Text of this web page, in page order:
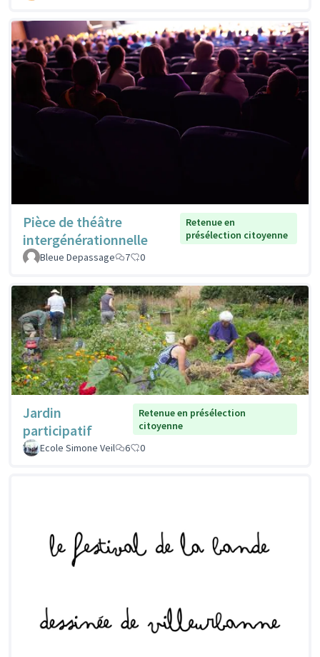
Pièce de théâtre
intergénérationnelle
Retenue en
présélection citoyenne
Bleue Depassage
7 0
Jardin
participatif
Retenue en présélection
citoyenne
Ecole Simone Veil
6 0